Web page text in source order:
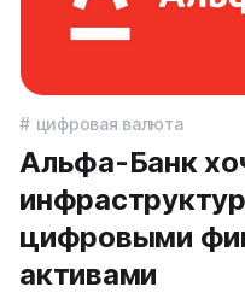
цифровая валюта
Альфа-Банк
цифровыми
активами